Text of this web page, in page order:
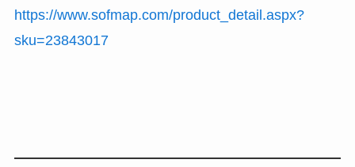
https://www.sofmap.com/product_detail.aspx?
sku=23843017